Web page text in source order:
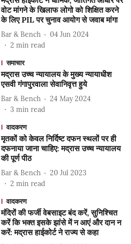
वोट मांगने के खिलाफ लोगो को शिक्षित करने
के लिए PIL पर चुनाव आयोग से जवाब मांगा
Bar & Bench
04 Jun 2024
2 min read
समाचार
मद्रास उच्च न्यायालय के मुख्य न्यायाधीश
एसवी गंगापुरवाला सेवानिवृत्त हुये
Bar & Bench
24 May 2024
3 min read
वादकरण
मृतकों को केवल निर्दिष्ट दफन स्थलों पर ही
दफनाया जाना चाहिए: मद्रास उच्च न्यायालय
की पूर्ण पीठ
Bar & Bench
20 Jul 2023
2 min read
वादकरण
मंदिरों की फर्जी वेबसाइट बंद करें, सुनिश्चित
करें कि भक्त इसके झांसे में न आएं और दान न
करें: मद्रास हाईकोर्ट ने राज्य से कहा